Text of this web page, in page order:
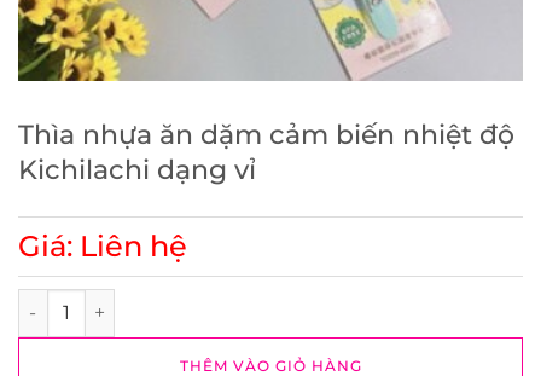
Thìa nhựa ăn dặm cảm biến nhiệt độ
Kichilachi dạng vỉ
Giá: Liên hệ
Thìa nhựa ăn dặm cảm biến nhiệt độ Kichilachi dạng vỉ số
THÊM VÀO GIỎ HÀNG